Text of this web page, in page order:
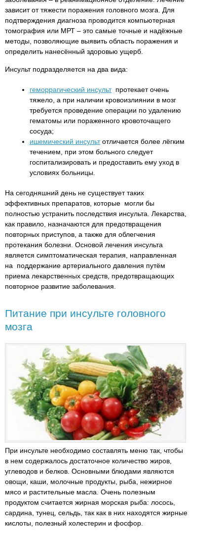
зависит от тяжести поражения головного мозга. Для
подтверждения диагноза проводится компьютерная
томография или МРТ – это самые точные и надёжные
методы, позволяющие выявить область поражения и
определить нанесённый здоровью ущерб.
Инсульт подразделяется на два вида:
геморрагический инсультпротекает очень
тяжело, а при наличии кровоизлиянии в мозг
требуется проведение операции по удалению
гематомы или пораженного кровоточащего
сосуда;
ишемический инсультотличается более лёгким
течением, при этом больного следует
госпитализировать и предоставить ему уход в
условиях больницы.
На сегодняшний день не существует таких
эффективных препаратов, которые могли бы
полностью устранить последствия инсульта. Лекарства,
как правило, назначаются для предотвращения
повторных приступов, а также для облегчения
протекания болезни. Основой лечения инсульта
является симптоматическая терапия, направленная
на поддержание артериального давления путём
приема лекарственных средств, предотвращающих
повторное развитие заболевания.
Питание при инсульте головного
мозга
При инсульте необходимо составлять меню так, чтобы
в нем содержалось достаточное количество жиров,
углеводов и белков. Основными блюдами являются
овощи, каши, молочные продукты, рыба, нежирное
мясо и растительные масла. Очень полезным
продуктом считается жирная морская рыба: лосось,
сардина, тунец, сельдь, так как в них находятся жирные
кислоты, полезный холестерин и фосфор.